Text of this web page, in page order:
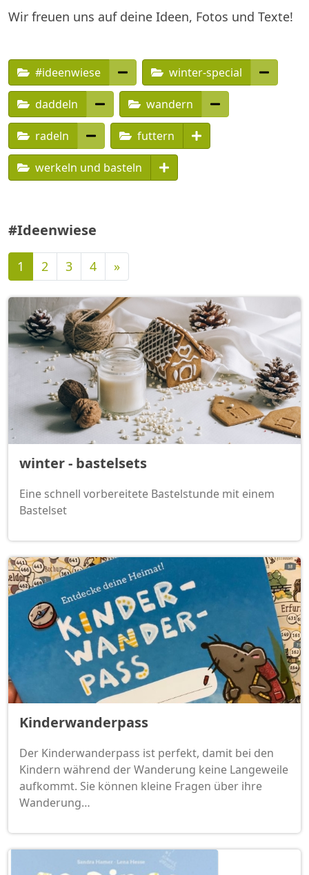
Wir freuen uns auf deine Ideen, Fotos und Texte!
#ideenwiese winter-special
daddeln wandern
radeln futtern
werkeln und basteln
#Ideenwiese
1 2 3 4 »Nächste
winter - bastelsets
Eine schnell vorbereitete Bastelstunde mit einem
Bastelset
Kinderwanderpass
Der Kinderwanderpass ist perfekt, damit bei den
Kindern während der Wanderung keine Langeweile
aufkommt. Sie können kleine Fragen über ihre
Wanderung…